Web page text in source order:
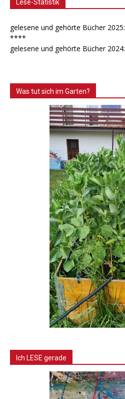
Lese-Statistik
gelesene und gehörte Bücher
****
gelesene und gehörte Bücher
Was tut sich im Garten?
Ich LESE gerade